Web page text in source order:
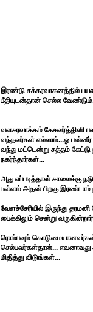
இரண்டு சக்கரவாகனத்தில்
பீதியுடன்தான் செல்ல
வளசரவாக்கம் கேசவர்த்தினி
வந்தவர்கள் எல்லாம்...ஓ பன்னீர்
வந்து மட்டென்று சத்தம்
நகர்ந்தார்கள்...
அது எப்படித்தான் சாலைக்கு
பள்ளம் அதன் பிறகு இரண்டாம்
வேளச்சேரியில் இருந்து
பைக்கிலும் சென்று
ரொம்பவும்
செல்பவர்கள்தான்... எவனாவது
மிதித்து விடுங்கள்...